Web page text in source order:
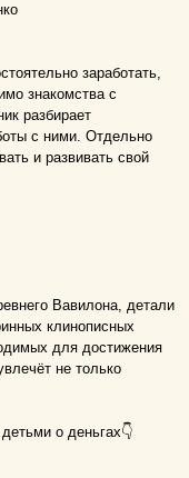
заработать,
знакомства с
разбирает
с ними. Отдельно
и развивать свой
Вавилона, детали
клинописных
для достижения
не только
о деньгах👇